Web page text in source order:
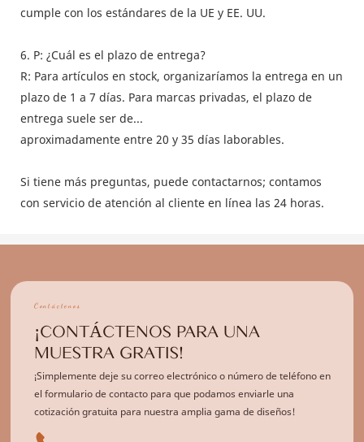
cumple con los estándares de la UE y EE. UU.
6. P: ¿Cuál es el plazo de entrega?
R: Para artículos en stock, organizaríamos la entrega en un
plazo de 1 a 7 días. Para marcas privadas, el plazo de
entrega suele ser de...
aproximadamente entre 20 y 35 días laborables.
Si tiene más preguntas, puede contactarnos; contamos
con servicio de atención al cliente en línea las 24 horas.
Contáctenos
¡CONTÁCTENOS PARA UNA
MUESTRA GRATIS!
¡Simplemente deje su correo electrónico o número de teléfono en
el formulario de contacto para que podamos enviarle una
cotización gratuita para nuestra amplia gama de diseños!